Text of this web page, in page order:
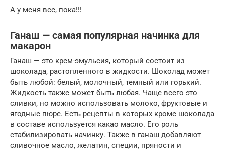
А у меня все, пока!!!
Ганаш — самая популярная начинка для
макарон
Ганаш — это крем-эмульсия, который состоит из
шоколада, растопленного в жидкости. Шоколад может
быть любой: белый, молочный, темный или горький.
Жидкость также может быть любая. Чаще всего это
сливки, но можно использовать молоко, фруктовые и
ягодные пюре. Есть рецепты в которых кроме шоколада
в составе используется какао масло. Его роль
стабилизировать начинку. Также в ганаш добавляют
сливочное масло, желатин, специи, пряности и